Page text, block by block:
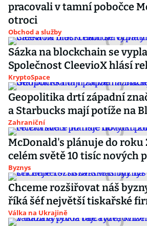
pracovali v tamní pobočce
otroci
Obchod a služby
Sázka na blockchain se
Společnost CleevioX hlásí
KryptoSpace
Geopolitika drtí západní
a Starbucks mají potíže na
Zahraniční
McDonald's plánuje do roku
celém světě 10 tisíc nových
Byznys
Chceme rozšiřovat náš
říká šéf největší tiskařské
Válka na Ukrajině